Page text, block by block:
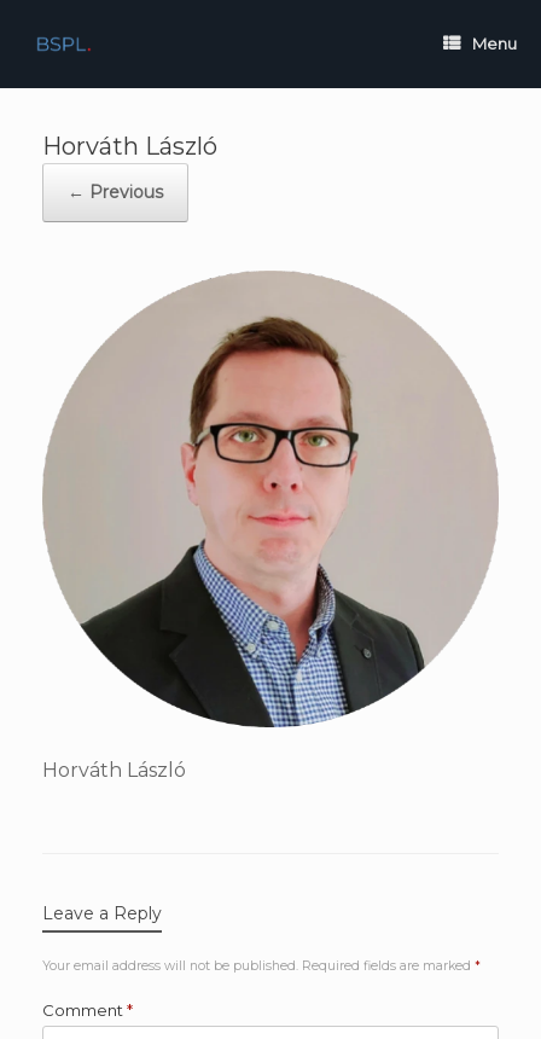
content
Menu
Horváth László
← Previous
Horváth László
Leave a Reply
Your email address will not be published. Required fields are marked *
Comment *